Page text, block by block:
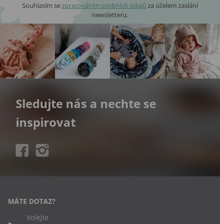
Souhlasím se zpracováním osobních údajů za účelem zaslání
newsletteru.
Sledujte nás a nechte se
inspirovat
MÁTE DOTAZ?
Volejte